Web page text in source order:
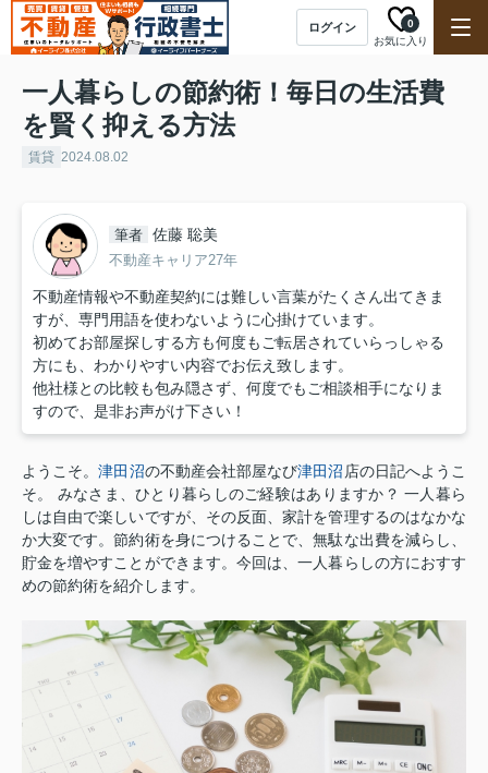
ログイン
お気に入り
0
一人暮らしの節約術！毎日の生活費
を賢く抑える方法
賃貸 2024.08.02
筆者 佐藤 聡美
不動産キャリア27年
不動産情報や不動産契約には難しい言葉がたくさん出てきま
すが、専門用語を使わないように心掛けています。
初めてお部屋探しする方も何度もご転居されていらっしゃる
方にも、わかりやすい内容でお伝え致します。
他社様との比較も包み隠さず、何度でもご相談相手になりま
すので、是非お声がけ下さい！
ようこそ。津田沼の不動産会社部屋なび津田沼 店の日記へようこ
そ。 みなさま、ひとり暮らしのご経験はありますか？ 一人暮ら
しは自由で楽しいですが、その反面、家計を管理するのはなかな
か大変です。節約術を身につけることで、無駄な出費を減らし、
貯金を増やすことができます。今回は、一人暮らしの方におすす
めの節約術を紹介します。